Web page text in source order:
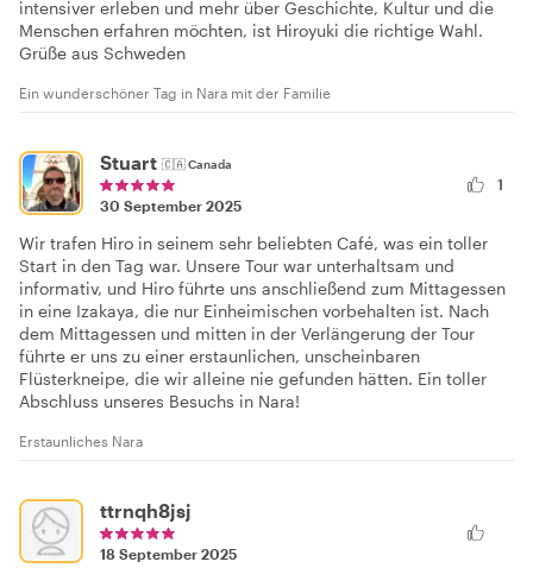
intensiver erleben und mehr über Geschichte, Kultur und die
Menschen erfahren möchten, ist Hiroyuki die richtige Wahl.
Grüße aus Schweden
Ein wunderschöner Tag in Nara mit der Familie
Stuart 🇨🇦Canada
30 September 2025
1
Wir trafen Hiro in seinem sehr beliebten Café, was ein toller
Start in den Tag war. Unsere Tour war unterhaltsam und
informativ, und Hiro führte uns anschließend zum Mittagessen
in eine Izakaya, die nur Einheimischen vorbehalten ist. Nach
dem Mittagessen und mitten in der Verlängerung der Tour
führte er uns zu einer erstaunlichen, unscheinbaren
Flüsterkneipe, die wir alleine nie gefunden hätten. Ein toller
Abschluss unseres Besuchs in Nara!
Erstaunliches Nara
ttrnqh8jsj
18 September 2025